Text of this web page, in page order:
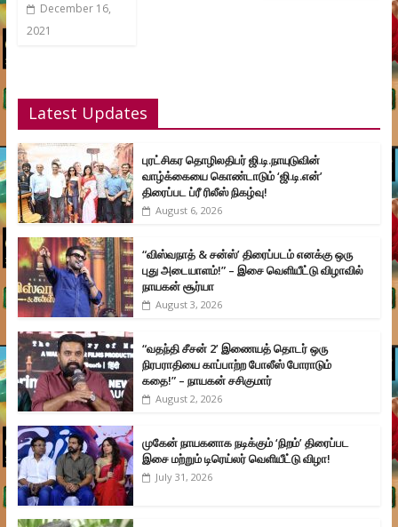
December 16,
2021
Latest Updates
புரட்சிகர தொழிலதிபர் ஜி.டி.நாயுடுவின்
வாழ்க்கையை கொண்டாடும் ‘ஜி.டி.என்’
திரைப்பட ப்ரீ ரிலீஸ் நிகழ்வு!
August 6, 2026
“விஸ்வநாத் & சன்ஸ்’ திரைப்படம் எனக்கு ஒரு
புது அடையாளம்!” – இசை வெளியீட்டு விழாவில்
நாயகன் சூர்யா
August 3, 2026
“வதந்தி சீசன் 2’ இணையத் தொடர் ஒரு
நிரபராதியை காப்பாற்ற போலீஸ் போராடும்
கதை!” – நாயகன் சசிகுமார்
August 2, 2026
முகேன் நாயகனாக நடிக்கும் ‘நிறம்’ திரைப்பட
இசை மற்றும் டிரெய்லர் வெளியீட்டு விழா!
July 31, 2026